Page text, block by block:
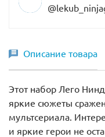
Описание товара
Этот набор Лего
яркие сюжеты
мультсериала.
и яркие герои не